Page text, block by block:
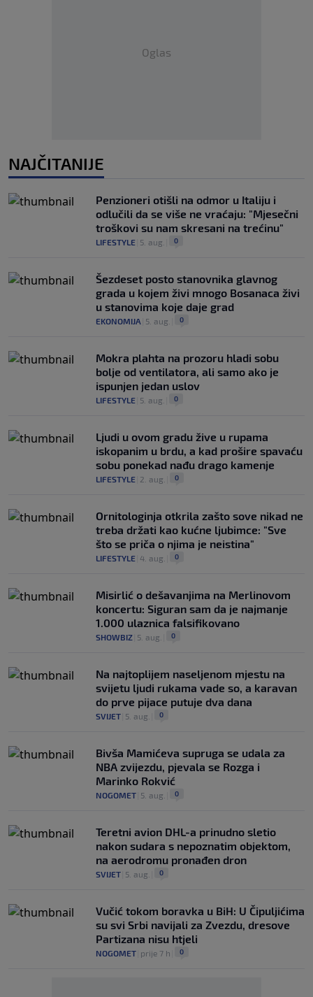
Oglas
NAJČITANIJE
Penzioneri otišli na odmor u Italiju i
odlučili da se više ne vraćaju: "Mjesečni
troškovi su nam skresani na trećinu"
LIFESTYLE 5. aug. 0
Šezdeset posto stanovnika glavnog
grada u kojem živi mnogo Bosanaca živi
u stanovima koje daje grad
EKONOMIJA 5. aug. 0
Mokra plahta na prozoru hladi sobu
bolje od ventilatora, ali samo ako je
ispunjen jedan uslov
LIFESTYLE 5. aug. 0
Ljudi u ovom gradu žive u rupama
iskopanim u brdu, a kad prošire spavaću
sobu ponekad nađu drago kamenje
LIFESTYLE 2. aug. 0
Ornitologinja otkrila zašto sove nikad ne
treba držati kao kućne ljubimce: "Sve
što se priča o njima je neistina"
LIFESTYLE 4. aug. 0
Misirlić o dešavanjima na Merlinovom
koncertu: Siguran sam da je najmanje
1.000 ulaznica falsifikovano
SHOWBIZ 5. aug. 0
Na najtoplijem naseljenom mjestu na
svijetu ljudi rukama vade so, a karavan
do prve pijace putuje dva dana
SVIJET 5. aug. 0
Bivša Mamićeva supruga se udala za
NBA zvijezdu, pjevala se Rozga i
Marinko Rokvić
NOGOMET 5. aug. 0
Teretni avion DHL-a prinudno sletio
nakon sudara s nepoznatim objektom,
na aerodromu pronađen dron
SVIJET 5. aug. 0
Vučić tokom boravka u BiH: U Čipuljićima
su svi Srbi navijali za Zvezdu, dresove
Partizana nisu htjeli
NOGOMET prije 7 h 0